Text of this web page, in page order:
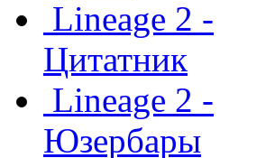
Lineage 2 -
Цитатник
Lineage 2 -
Юзербары